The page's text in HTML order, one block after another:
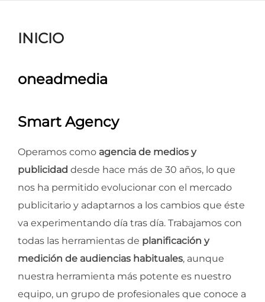
INICIO
oneadmedia
Smart Agency
Operamos como agencia de medios y
publicidad desde hace más de 30 años, lo que
nos ha permitido evolucionar con el mercado
publicitario y adaptarnos a los cambios que éste
va experimentando día tras día. Trabajamos con
todas las herramientas de planificación y
medición de audiencias habituales, aunque
nuestra herramienta más potente es nuestro
equipo, un grupo de profesionales que conoce a